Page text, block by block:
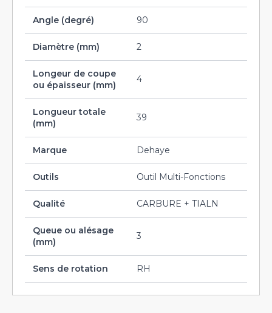
Angle (degré) 90
Diamètre (mm) 2
Longeur de coupe
ou épaisseur (mm)
4
Longueur totale
(mm)
39
Marque Dehaye
Outils Outil Multi-Fonctions
Qualité CARBURE + TIALN
Queue ou alésage
(mm)
3
Sens de rotation RH